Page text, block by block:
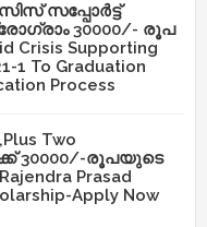
സപ്പോർട്ട്
30000/- രൂപ
Crisis Supporting
1 To Graduation
Process
Two
30000/-രൂപയുടെ
Prasad
Apply Now